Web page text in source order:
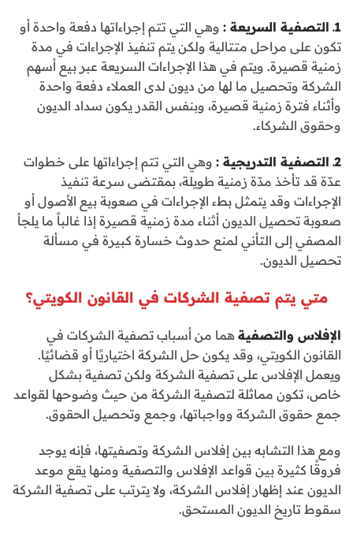
1ـ التصفية السريعة :
وهي التي تتم إجراءاتها دفعة واحدة أو
تكون على مراحل متتالية ولكن يتم تنفيذ الإجراءات في مدة
زمنية قصيرة. ويتم في هذا الإجراءات السريعة عبر بيع أسهم
الشركة وتحصيل ما لها من ديون لدى العملاء دفعة واحدة
وأثناء فترة زمنية قصيرة، وبنفس القدر يكون سداد الديون
وحقوق الشركاء.
2ـ التصفية التدريجية :
وهي التي تتم إجراءاتها على خطوات
عدّة قد تأخذ مدّة زمنية طويلة، بمقتضى سرعة تنفيذ
الإجراءات وقد يتمثل بطء الإجراءات في صعوبة بيع الأصول أو
صعوبة تحصيل الديون أثناء مدة زمنية قصيرة إذا غالباً ما يلجأ
المصفي إلى التأني لمنع حدوث خسارة كبيرة في مسألة
تحصيل الديون.
متي يتم تصفية الشركات في القانون الكويتي؟
الإفلاس والتصفية هما من أسباب تصفية الشركات في
القانون الكويتي، وقد يكون حل الشركة اختياريًا أو قضائيًا.
ويعمل الإفلاس على تصفية الشركة ولكن تصفية بشكل
خاص، تكون مماثلة لتصفية الشركة من حيث وضوحها لقواعد
جمع حقوق الشركة وواجباتها، وجمع وتحصيل الحقوق.
ومع هذا التشابه بين إفلاس الشركة وتصفيتها، فإنه يوجد
فروقًا كثيرة بين قواعد الإفلاس والتصفية ومنها يقع موعد
الديون عند إظهار إفلاس الشركة، ولا يترتب على تصفية الشركة
سقوط تاريخ الديون المستحق.